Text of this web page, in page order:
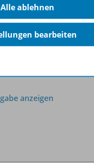
PDF-Dokument
anzeigen
Alle ablehnen
bearbeiten